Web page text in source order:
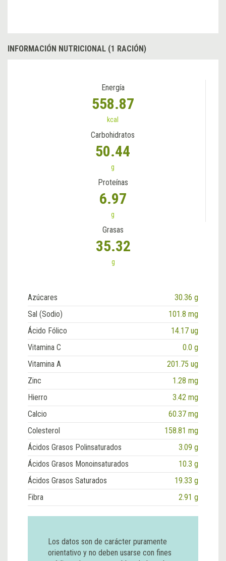
INFORMACIÓN NUTRICIONAL (1 RACIÓN)
Energía
558.87
kcal
Carbohidratos
50.44
g
Proteínas
6.97
g
Grasas
35.32
g
Azúcares
30.36 g
Sal (Sodio)
101.8 mg
Ácido Fólico
14.17 ug
Vitamina C
0.0 g
Vitamina A
201.75 ug
Zinc
1.28 mg
Hierro
3.42 mg
Calcio
60.37 mg
Colesterol
158.81 mg
Ácidos Grasos Polinsaturados
3.09 g
Ácidos Grasos Monoinsaturados
10.3 g
Ácidos Grasos Saturados
19.33 g
Fibra
2.91 g
Los datos son de carácter puramente
orientativo y no deben usarse con fines